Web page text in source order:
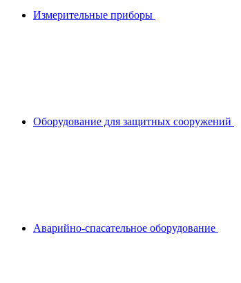
Измерительные приборы
Оборудование для защитных сооружений
Аварийно-спасательное оборудование